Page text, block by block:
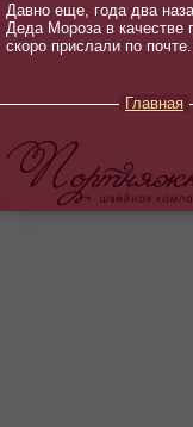
Давно еще, года два
Деда Мороза в качестве
скоро прислали по
Главная